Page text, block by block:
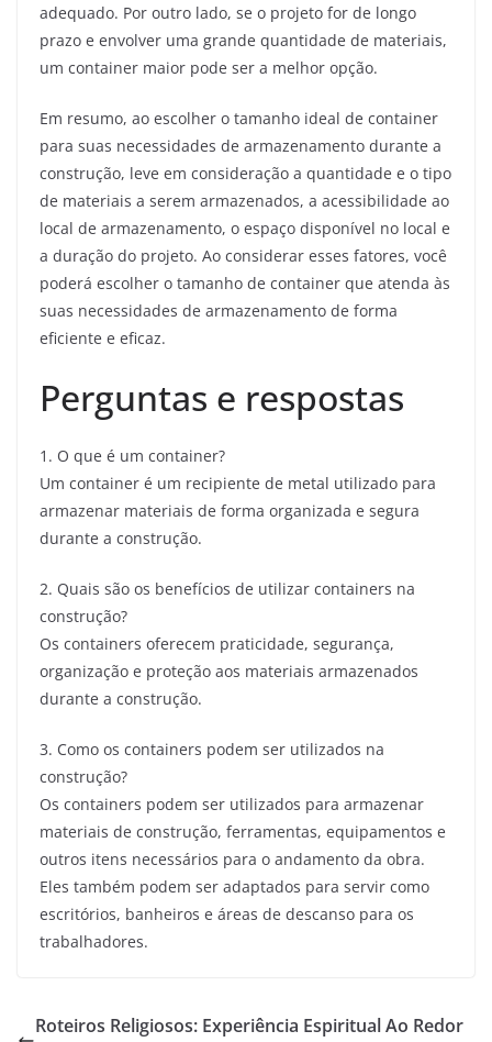
adequado. Por outro lado, se o projeto for de longo
prazo e envolver uma grande quantidade de materiais,
um container maior pode ser a melhor opção.
Em resumo, ao escolher o tamanho ideal de container
para suas necessidades de armazenamento durante a
construção, leve em consideração a quantidade e o tipo
de materiais a serem armazenados, a acessibilidade ao
local de armazenamento, o espaço disponível no local e
a duração do projeto. Ao considerar esses fatores, você
poderá escolher o tamanho de container que atenda às
suas necessidades de armazenamento de forma
eficiente e eficaz.
Perguntas e respostas
1. O que é um container?
Um container é um recipiente de metal utilizado para
armazenar materiais de forma organizada e segura
durante a construção.
2. Quais são os benefícios de utilizar containers na
construção?
Os containers oferecem praticidade, segurança,
organização e proteção aos materiais armazenados
durante a construção.
3. Como os containers podem ser utilizados na
construção?
Os containers podem ser utilizados para armazenar
materiais de construção, ferramentas, equipamentos e
outros itens necessários para o andamento da obra.
Eles também podem ser adaptados para servir como
escritórios, banheiros e áreas de descanso para os
trabalhadores.
Roteiros Religiosos: Experiência Espiritual Ao Redor